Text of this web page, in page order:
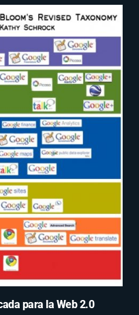
para la Web 2.0